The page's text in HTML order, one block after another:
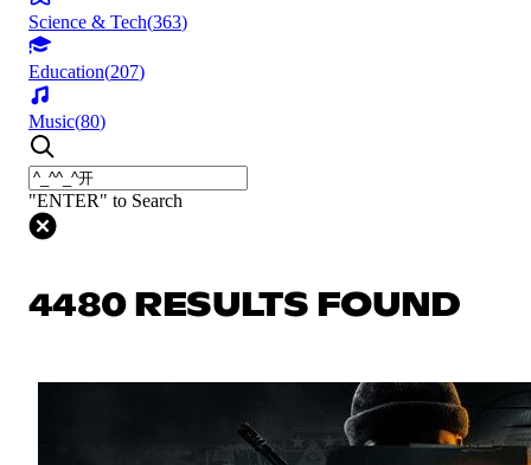
Science & Tech(363)
Education(207)
Music(80)
"ENTER" to Search
4480 RESULTS FOUND